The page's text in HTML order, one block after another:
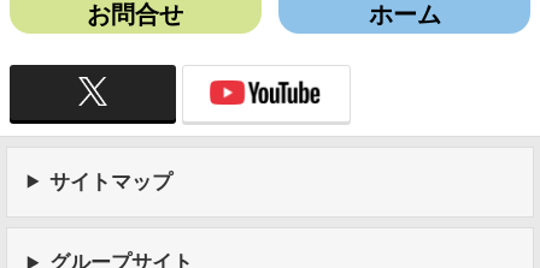
お問合せ ホーム
サイトマップ
グループサイト